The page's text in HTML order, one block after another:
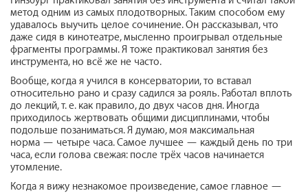
метод одним из самых плодотворных. Таким способом ему
удавалось выучить целое сочинение. Он рассказывал, что
даже сидя в кинотеатре, мысленно проигрывал отдельные
фрагменты программы. Я тоже практиковал занятия без
инструмента, но всё же не часто.
Вообще, когда я учился в консерватории, то вставал
относительно рано и сразу садился за рояль. Работал вплоть
до лекций, т. е. как правило, до двух часов дня. Иногда
приходилось жертвовать общими дисциплинами, чтобы
подольше позаниматься. Я думаю, моя максимальная
норма — четыре часа. Самое лучшее — каждый день по три
часа, если голова свежая: после трёх часов начинается
утомление.
Когда я вижу незнакомое произведение, самое главное —